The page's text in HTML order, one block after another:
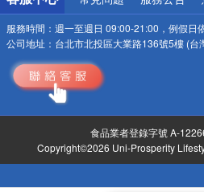
服務時間： 週一至週日 09:00-21:00，例假日
公司地址： 台北市北投區大業路136號5樓 (台
食品業者登錄字號 A-
Copyright©2026 Uni-Prosperity